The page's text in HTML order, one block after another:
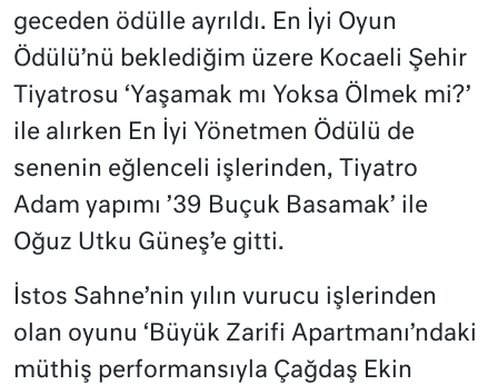
geceden ödülle ayrıldı. En İyi Oyun
Ödülü’nü beklediğim üzere Kocaeli Şehir
Tiyatrosu ‘Yaşamak mı Yoksa Ölmek mi?’
ile alırken En İyi Yönetmen Ödülü de
senenin eğlenceli işlerinden, Tiyatro
Adam yapımı ’39 Buçuk Basamak’ ile
Oğuz Utku Güneş’e gitti.
İstos Sahne’nin yılın vurucu işlerinden
olan oyunu ‘Büyük Zarifi Apartmanı’ndaki
müthiş performansıyla Çağdaş Ekin